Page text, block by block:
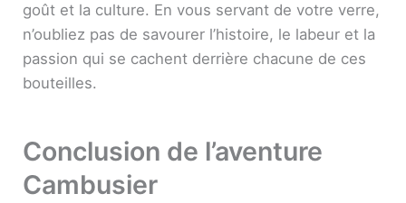
goût et la culture. En vous servant de votre verre,
n’oubliez pas de savourer l’histoire, le labeur et la
passion qui se cachent derrière chacune de ces
bouteilles.
Conclusion de l’aventure
Cambusier